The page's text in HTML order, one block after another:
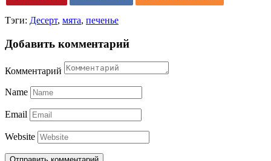
Тэги: Десерт, мята, печенье
Добавить комментарий
Комментарий
Name
Email
Website